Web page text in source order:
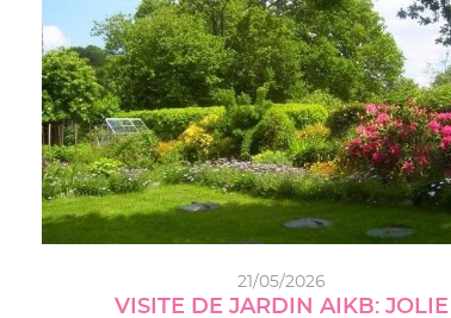
21/05/2026
VISITE DE JARDIN AIKB: JOLIE